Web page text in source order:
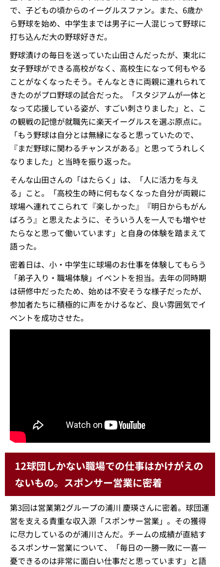
で、子どもの頃からのイーグルスファン。また、6歳か
ら野球を始め、中学生までは男子に一人混じって野球に
打ち込んだ大の野球好きだ。
野球漬けの毎日を送っていた山田さんだったが、東北に
女子野球ができる高校がなく、高校生になって何もやる
ことがなくなったそう。そんなときに両親に連れられて
きたのがプロ野球の試合だった。「スタジアムが一体と
なって応援している姿が、すごい刺さりました」と、こ
の観戦の記憶が就職先に楽天イーグルスを選ぶ原点に。
「もう野球は自分とは無縁になると思っていたので、
『まだ野球に関わるチャンスがある』と思ってうれしく
なりました」と当時を振り返った。
そんな山田さんの「はたらく」は、「人に活力を与え
る」こと。「高校生の時に何もなくなった自分が両親に
球場へ連れてこられて『楽しかった』『明日からもがん
ばろう』と思えたように、そういう人を一人でも増やせ
たらなと思って働いています」と自身の体験を踏まえて
語った。
密着日は、小・中学生に球場のお仕事を体験してもらう
「弟子入り・職場体験」イベントを担当。去年の同時期
は研修中だったため、始めは不安そうな様子だったが、
参加者たちに積極的に声をかけるなど、良い雰囲気でイ
ベントを成功させた。
12球団しかない職場での仕事はかけがえの
ないもの。スポンサー営業に密着
第3回は営業第2グループの浦川 慶瑛さんに密着。球団運
営を支える貴重な収入源「スポンサー営業」。その獲得
に尽力しているのが浦川さんだ。チームの成績が直結す
るスポンサー営業について、「毎日の一勝一敗に一喜一
憂できるのは非常に面白い仕事だと思っています」と語